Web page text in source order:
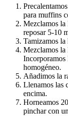
para muffins
Mezclamos la
reposar 5-10
Tamizamos la
Mezclamos la
Incorporamos
homogéneo.
Añadimos la
Llenamos las
encima.
Horneamos
pinchar con